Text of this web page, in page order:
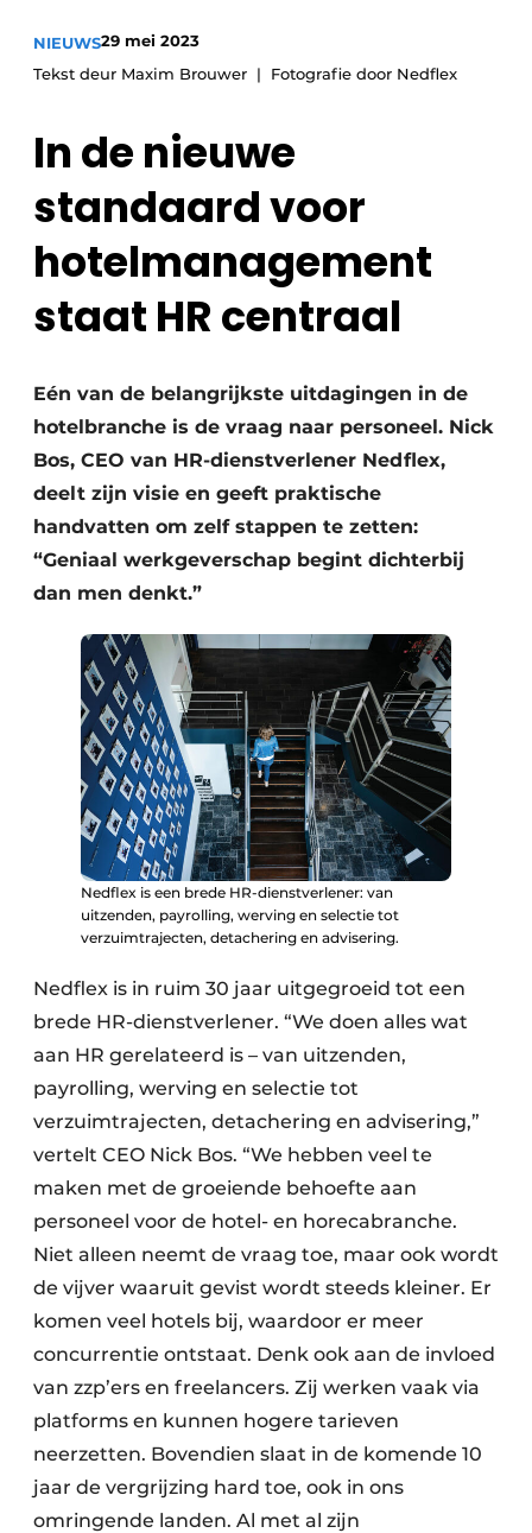
NIEUWS29 mei 2023
Tekst deur Maxim Brouwer
Fotografie door Nedflex
In de nieuwe
standaard voor
hotelmanagement
staat HR centraal
Eén van de belangrijkste uitdagingen in de
hotelbranche is de vraag naar personeel. Nick
Bos, CEO van HR-dienstverlener Nedflex,
deelt zijn visie en geeft praktische
handvatten om zelf stappen te zetten:
“Geniaal werkgeverschap begint dichterbij
dan men denkt.”
Nedflex is een brede HR-dienstverlener: van
uitzenden, payrolling, werving en selectie tot
verzuimtrajecten, detachering en advisering.
Nedflex is in ruim 30 jaar uitgegroeid tot een
brede HR-dienstverlener. “We doen alles wat
aan HR gerelateerd is – van uitzenden,
payrolling, werving en selectie tot
verzuimtrajecten, detachering en advisering,”
vertelt CEO Nick Bos. “We hebben veel te
maken met de groeiende behoefte aan
personeel voor de hotel- en horecabranche.
Niet alleen neemt de vraag toe, maar ook wordt
de vijver waaruit gevist wordt steeds kleiner. Er
komen veel hotels bij, waardoor er meer
concurrentie ontstaat. Denk ook aan de invloed
van zzp’ers en freelancers. Zij werken vaak via
platforms en kunnen hogere tarieven
neerzetten. Bovendien slaat in de komende 10
jaar de vergrijzing hard toe, ook in ons
omringende landen. Al met al zijn